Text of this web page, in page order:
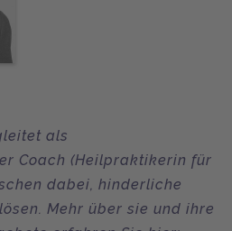
als
Coach (Heilpraktikerin für
dabei, hinderliche
Mehr über sie und ihre